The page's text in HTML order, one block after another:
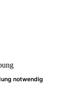
notwendig